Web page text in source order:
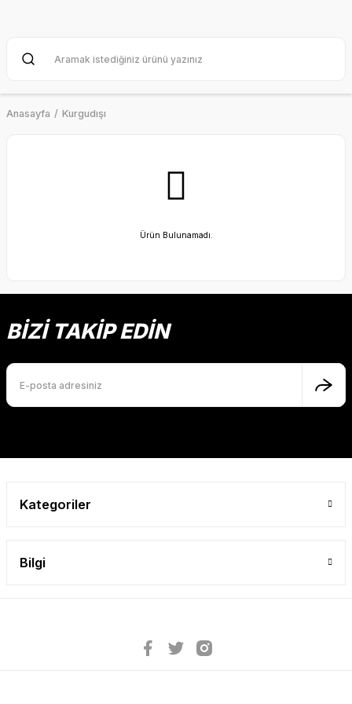
Anasayfa Kurgudışı
Ürün Bulunamadı.
BİZİ TAKİP EDİN
Kategoriler
Bilgi